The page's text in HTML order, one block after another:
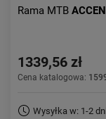
Rama MTB
1339,56 zł
Cena katalogowa:
Wysyłka w: 1-2 dni